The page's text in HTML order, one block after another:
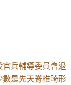
兵輔導委員會退
數是先天脊椎畸形